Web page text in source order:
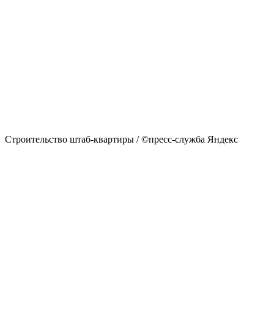
Строительство штаб-квартиры / ©пресс-служба Яндекс